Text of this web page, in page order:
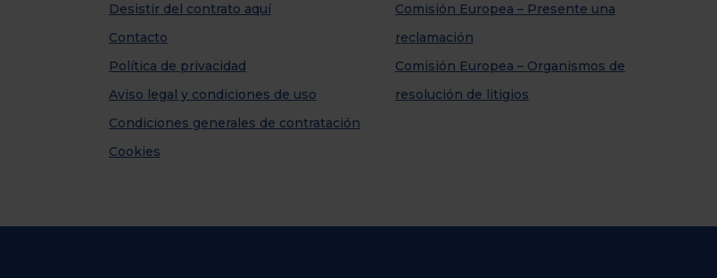
Desistir del contrato aquí
Contacto
Política de privacidad
Aviso legal y condiciones de uso
Condiciones generales de contratación
Cookies
Comisión Europea – Presente una
reclamación
Comisión Europea – Organismos de
resolución de litigios